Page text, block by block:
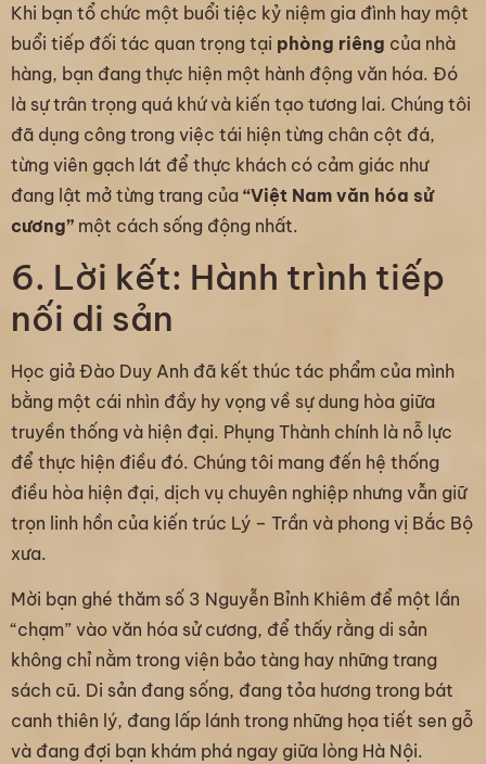
Khi bạn tổ chức một buổi tiệc kỷ niệm gia đình hay một
buổi tiếp đối tác quan trọng tại phòng riêng của nhà
hàng, bạn đang thực hiện một hành động văn hóa. Đó
là sự trân trọng quá khứ và kiến tạo tương lai. Chúng tôi
đã dụng công trong việc tái hiện từng chân cột đá,
từng viên gạch lát để thực khách có cảm giác như
đang lật mở từng trang của “Việt Nam văn hóa sử
cương” một cách sống động nhất.
6. Lời kết: Hành trình tiếp
nối di sản
Học giả Đào Duy Anh đã kết thúc tác phẩm của mình
bằng một cái nhìn đầy hy vọng về sự dung hòa giữa
truyền thống và hiện đại. Phụng Thành chính là nỗ lực
để thực hiện điều đó. Chúng tôi mang đến hệ thống
điều hòa hiện đại, dịch vụ chuyên nghiệp nhưng vẫn giữ
trọn linh hồn của kiến trúc Lý – Trần và phong vị Bắc Bộ
xưa.
Mời bạn ghé thăm số 3 Nguyễn Bỉnh Khiêm để một lần
“chạm” vào văn hóa sử cương, để thấy rằng di sản
không chỉ nằm trong viện bảo tàng hay những trang
sách cũ. Di sản đang sống, đang tỏa hương trong bát
canh thiên lý, đang lấp lánh trong những họa tiết sen gỗ
và đang đợi bạn khám phá ngay giữa lòng Hà Nội.